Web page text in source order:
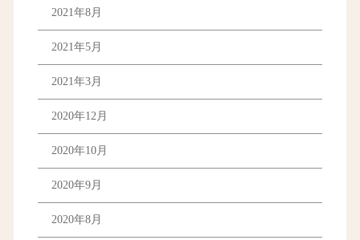
2021年8月
2021年5月
2021年3月
2020年12月
2020年10月
2020年9月
2020年8月